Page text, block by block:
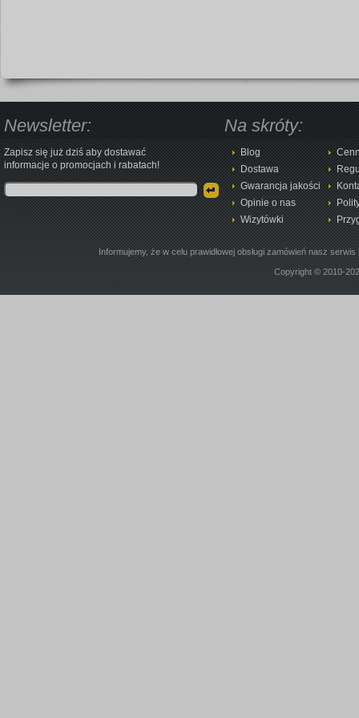
Newsletter:
Zapisz się już dziś aby dostawać
informacje o promocjach i rabatach!
Na skróty:
Blog
Dostawa
Gwarancja jakości
Opinie o nas
Wizytówki
Informujemy, że w celu prawidłowej obsługi zamówień nasz
Copyright © 2010-